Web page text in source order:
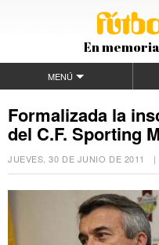
En
MENÚ
Formalizada la
del C.F. Sporting
JUEVES, 30 DE JUNIO DE 2011 |